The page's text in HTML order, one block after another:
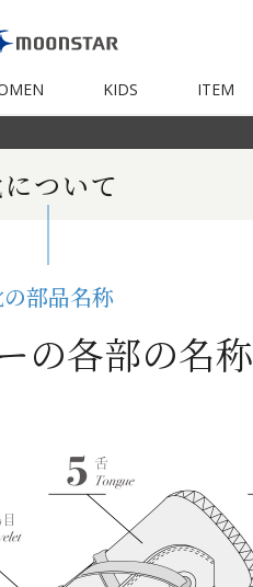
KIDS ITEM
ついて
部品名称
の各部の名称